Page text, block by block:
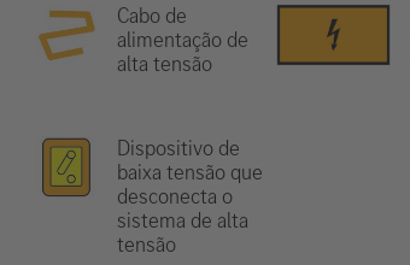
Cabo de
alimentação de
alta tensão
Dispositivo de
baixa tensão que
desconecta o
sistema de alta
tensão